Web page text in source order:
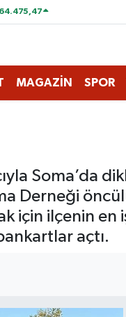
64.475,47
MAGAZİN SPOR
Soma’da
Derneği
için ilçenin en
açtı.